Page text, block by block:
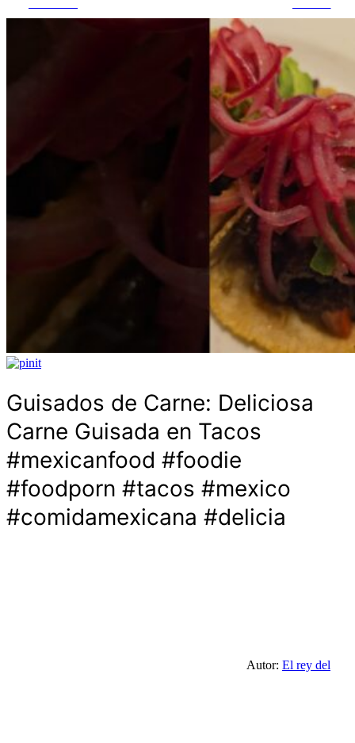
Guisados de Carne: Deliciosa
Carne Guisada en Tacos
#mexicanfood #foodie
#foodporn #tacos #mexico
#comidamexicana #delicia
Autor: El rey del